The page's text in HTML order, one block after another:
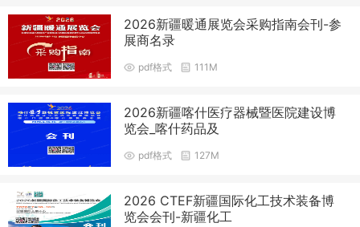
2026新疆暖通展览会采购指南会刊-参
展商名录
pdf格式 111M
2026新疆喀什医疗器械暨医院建设博
览会_喀什药品及
pdf格式 127M
2026 CTEF新疆国际化工技术装备博
览会会刊-新疆化工